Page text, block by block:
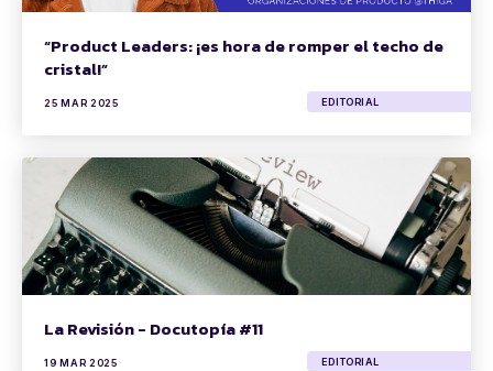
“Product Leaders: ¡es hora de romper el techo de
cristal!”
25 MAR 2025 EDITORIAL
La Revisión - Docutopía #11
19 MAR 2025 EDITORIAL